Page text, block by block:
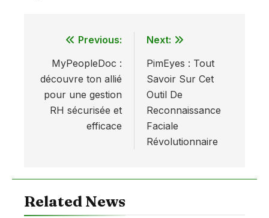
Navigation
de
l’article
Previous:
MyPeopleDoc :
découvre ton allié
pour une gestion
RH sécurisée et
efficace
Next:
PimEyes : Tout
Savoir Sur Cet
Outil De
Reconnaissance
Faciale
Révolutionnaire
Related News